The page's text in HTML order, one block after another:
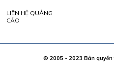
LIÊN HỆ QUẢNG
CÁO
© 2005 - 2023 Bản quyền